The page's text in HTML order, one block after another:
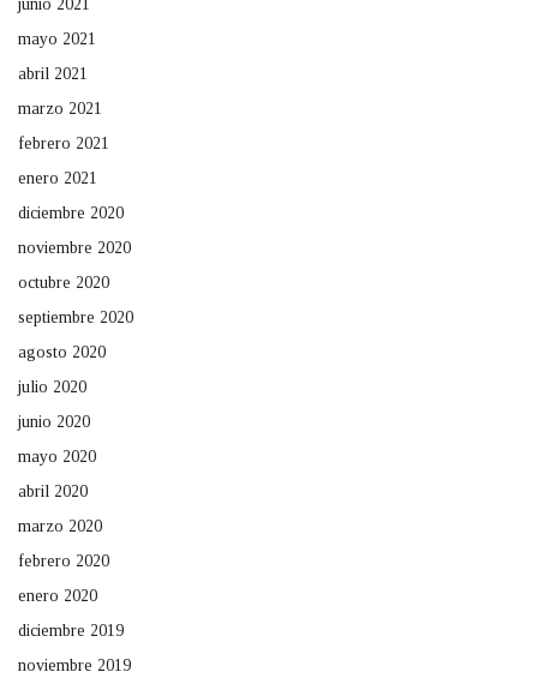
junio 2021
mayo 2021
abril 2021
marzo 2021
febrero 2021
enero 2021
diciembre 2020
noviembre 2020
octubre 2020
septiembre 2020
agosto 2020
julio 2020
junio 2020
mayo 2020
abril 2020
marzo 2020
febrero 2020
enero 2020
diciembre 2019
noviembre 2019